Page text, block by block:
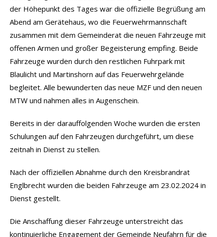
der Höhepunkt des Tages war die offizielle Begrüßung am
Abend am Gerätehaus, wo die Feuerwehrmannschaft
zusammen mit dem Gemeinderat die neuen Fahrzeuge mit
offenen Armen und großer Begeisterung empfing. Beide
Fahrzeuge wurden durch den restlichen Fuhrpark mit
Blaulicht und Martinshorn auf das Feuerwehrgelände
begleitet. Alle bewunderten das neue MZF und den neuen
MTW und nahmen alles in Augenschein.
Bereits in der darauffolgenden Woche wurden die ersten
Schulungen auf den Fahrzeugen durchgeführt, um diese
zeitnah in Dienst zu stellen.
Nach der offiziellen Abnahme durch den Kreisbrandrat
Englbrecht wurden die beiden Fahrzeuge am 23.02.2024 in
Dienst gestellt.
Die Anschaffung dieser Fahrzeuge unterstreicht das
kontinuierliche Engagement der Gemeinde Neufahrn für die